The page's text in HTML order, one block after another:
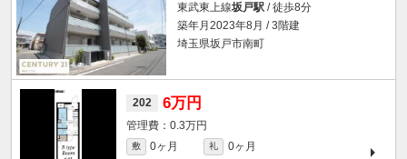
東武東上線坂戸駅 / 徒歩8分
築年月2023年8月 / 3階建
埼玉県坂戸市南町
202 6万円
0.3万円
敷 0ヶ月 礼
0ヶ月